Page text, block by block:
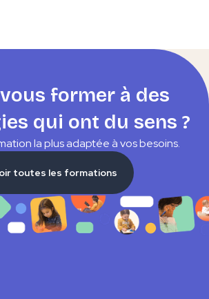
former à des
qui ont du sens ?
la plus adaptée à vos besoins.
toutes les formations